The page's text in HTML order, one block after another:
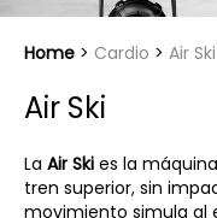
Home Cardio Air Ski
Air Ski
La Air Ski es la
tren superior, sin
movimiento simula al